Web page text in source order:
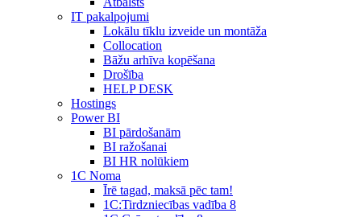
IT pakalpojumi
Lokālu tīklu izveide un montāža
Collocation
Bāžu arhīva kopēšana
Drošība
HELP DESK
Hostings
Power BI
BI pārdošanām
BI ražošanai
BI HR nolūkiem
1C Noma
Īrē tagad, maksā pēc tam!
1С:Tirdzniecības vadība 8